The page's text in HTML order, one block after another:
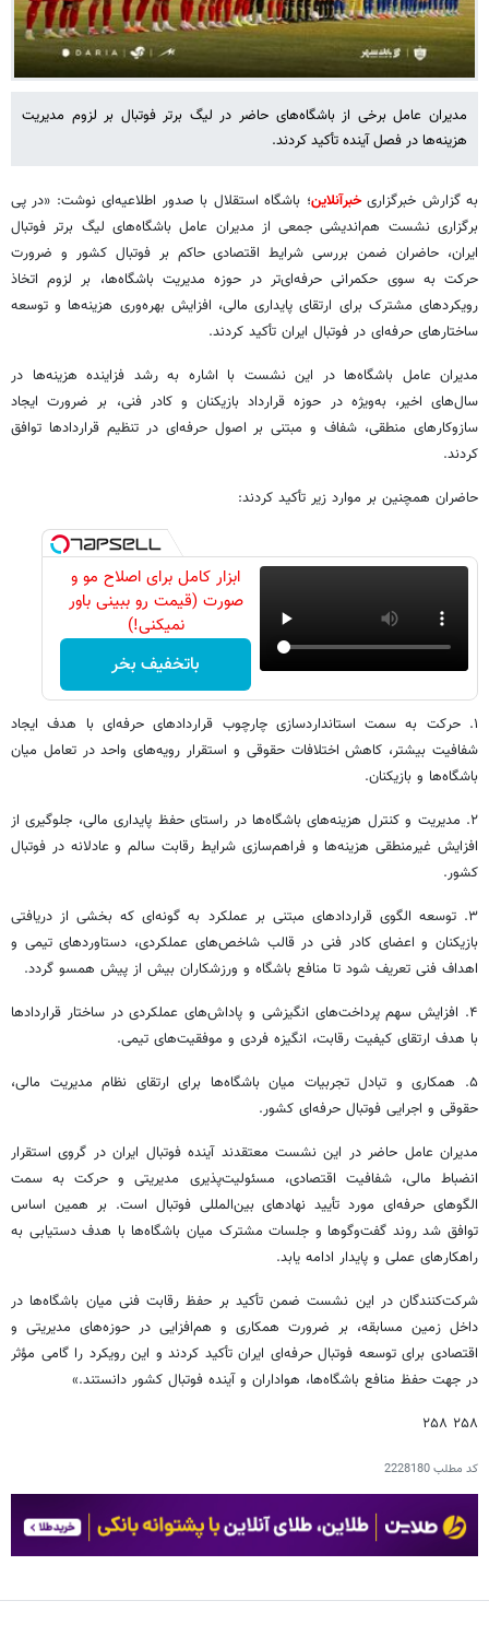
مدیران عامل برخی از باشگاه‌های حاضر در لیگ برتر فوتبال بر لزوم مدیریت
هزینه‌ها در فصل آینده تأکید کردند.
به گزارش خبرگزاریخبرآنلاین؛ باشگاه استقلال با صدور اطلاعیه‌ای نوشت: «در پی
برگزاری نشست هم‌اندیشی جمعی از مدیران عامل باشگاه‌های لیگ برتر فوتبال
ایران، حاضران ضمن بررسی شرایط اقتصادی حاکم بر فوتبال کشور و ضرورت
حرکت به سوی حکمرانی حرفه‌ای‌تر در حوزه مدیریت باشگاه‌ها، بر لزوم اتخاذ
رویکردهای مشترک برای ارتقای پایداری مالی، افزایش بهره‌وری هزینه‌ها و توسعه
ساختارهای حرفه‌ای در فوتبال ایران تأکید کردند.
مدیران عامل باشگاه‌ها در این نشست با اشاره به رشد فزاینده هزینه‌ها در
سال‌های اخیر، به‌ویژه در حوزه قرارداد بازیکنان و کادر فنی، بر ضرورت ایجاد
سازوکارهای منطقی، شفاف و مبتنی بر اصول حرفه‌ای در تنظیم قراردادها توافق
کردند.
حاضران همچنین بر موارد زیر تأکید کردند:
ابزار کامل برای اصلاح مو و
صورت (قیمت رو ببینی باور
نمیکنی!)
باتخفیف بخر
۱. حرکت به سمت استانداردسازی چارچوب قراردادهای حرفه‌ای با هدف ایجاد
شفافیت بیشتر، کاهش اختلافات حقوقی و استقرار رویه‌های واحد در تعامل میان
باشگاه‌ها و بازیکنان.
۲. مدیریت و کنترل هزینه‌های باشگاه‌ها در راستای حفظ پایداری مالی، جلوگیری از
افزایش غیرمنطقی هزینه‌ها و فراهم‌سازی شرایط رقابت سالم و عادلانه در فوتبال
کشور.
۳. توسعه الگوی قراردادهای مبتنی بر عملکرد به گونه‌ای که بخشی از دریافتی
بازیکنان و اعضای کادر فنی در قالب شاخص‌های عملکردی، دستاوردهای تیمی و
اهداف فنی تعریف شود تا منافع باشگاه و ورزشکاران بیش از پیش همسو گردد.
۴. افزایش سهم پرداخت‌های انگیزشی و پاداش‌های عملکردی در ساختار قراردادها
با هدف ارتقای کیفیت رقابت، انگیزه فردی و موفقیت‌های تیمی.
۵. همکاری و تبادل تجربیات میان باشگاه‌ها برای ارتقای نظام مدیریت مالی،
حقوقی و اجرایی فوتبال حرفه‌ای کشور.
مدیران عامل حاضر در این نشست معتقدند آینده فوتبال ایران در گروی استقرار
انضباط مالی، شفافیت اقتصادی، مسئولیت‌پذیری مدیریتی و حرکت به سمت
الگوهای حرفه‌ای مورد تأیید نهادهای بین‌المللی فوتبال است. بر همین اساس
توافق شد روند گفت‌وگوها و جلسات مشترک میان باشگاه‌ها با هدف دستیابی به
راهکارهای عملی و پایدار ادامه یابد.
شرکت‌کنندگان در این نشست ضمن تأکید بر حفظ رقابت فنی میان باشگاه‌ها در
داخل زمین مسابقه، بر ضرورت همکاری و هم‌افزایی در حوزه‌های مدیریتی و
اقتصادی برای توسعه فوتبال حرفه‌ای ایران تأکید کردند و این رویکرد را گامی مؤثر
در جهت حفظ منافع باشگاه‌ها، هواداران و آینده فوتبال کشور دانستند.»
۲۵۸ ۲۵۸
کد مطلب2228180